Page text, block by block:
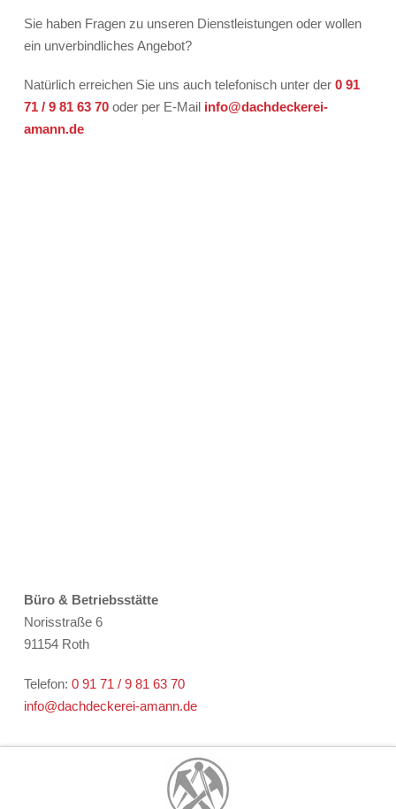
Sie haben Fragen zu unseren Dienstleistungen oder wollen
ein unverbindliches Angebot?
Natürlich erreichen Sie uns auch telefonisch unter der 0 91
71 / 9 81 63 70oder per E-Mail info@dachdeckerei-
amann.de
Büro & Betriebsstätte
Norisstraße 6
91154 Roth
Telefon: 0 91 71 / 9 81 63 70
info@dachdeckerei-amann.de